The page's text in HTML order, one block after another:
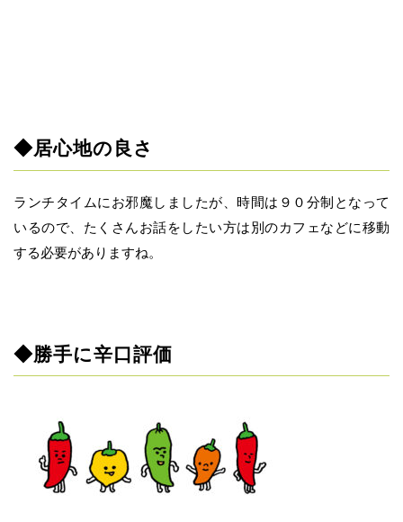
◆居心地の良さ
ランチタイムにお邪魔しましたが、時間は９０分制となって
いるので、たくさんお話をしたい方は別のカフェなどに移動
する必要がありますね。
◆勝手に辛口評価